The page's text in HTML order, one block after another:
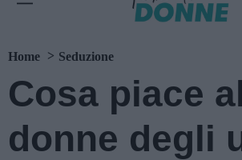
Home Seduzione
Cosa piace
donne degli